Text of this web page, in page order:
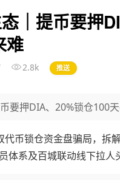
｜提币要
难
2.8k 推送
要押DIA、20%锁仓100
代币锁仓资金盘骗局，拆
体系及百城联动线下拉人